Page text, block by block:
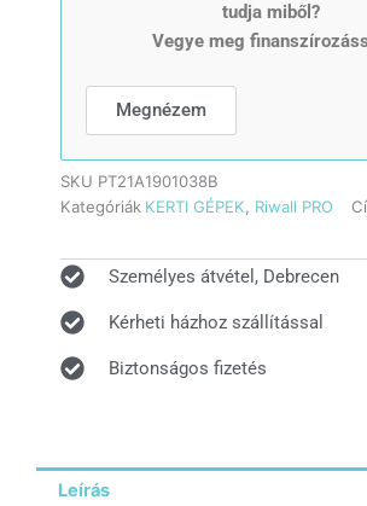
benzinmotoros
mennyiség
tudja miből?
Vegye meg
Megnézem
SKU PT21A1901038B
Kategóriák KERTI GÉPEK Riwall PRO
Személyes átvétel, Debrecen
Kérheti házhoz szállítással
Biztonságos fizetés
Leírás